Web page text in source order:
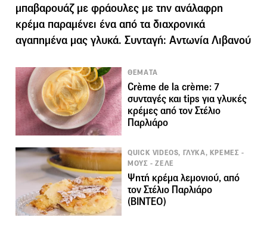
μπαβαρουάζ με φράουλες με την ανάλαφρη
κρέμα παραμένει ένα από τα διαχρονικά
αγαπημένα μας γλυκά. Συνταγή: Αντωνία Λιβανού
ΘΕΜΑΤΑ
Crème de la crème: 7
συνταγές και tips για γλυκές
κρέμες από τον Στέλιο
Παρλιάρο
QUICK VIDEOS, ΓΛΥΚΑ, ΚΡΕΜΕΣ -
ΜΟΥΣ - ΖΕΛΕ
Ψητή κρέμα λεμονιού, από
τον Στέλιο Παρλιάρο
(ΒΙΝΤΕΟ)